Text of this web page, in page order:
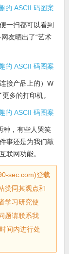
一扫都可以看到
友晒出了“艺术
接产品上的）W
多的打印机。
种，有些人哭笑
事还是为我们敲
联网功能。
sec.com)登载
赞同其观点和
学习研究使
题请联系我
间内进行处